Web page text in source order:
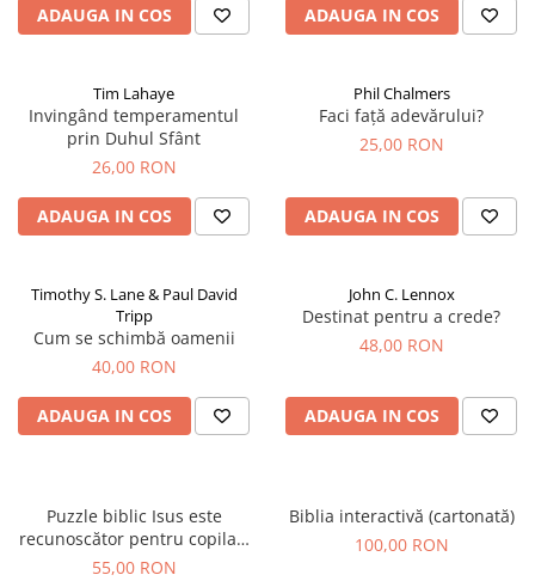
ADAUGA IN COS ADAUGA IN COS
Tim Lahaye
Invingând temperamentul
prin Duhul Sfânt
26,00 RON
ADAUGA IN COS
Phil Chalmers
Faci față adevărului?
25,00 RON
ADAUGA IN COS
Timothy S. Lane & Paul David
Tripp
Cum se schimbă oamenii
40,00 RON
ADAUGA IN COS
John C. Lennox
Destinat pentru a crede?
48,00 RON
ADAUGA IN COS
Puzzle biblic Isus este
recunoscător pentru copilași
(500 Piese)
55,00 RON
Biblia interactivă (cartonată)
100,00 RON